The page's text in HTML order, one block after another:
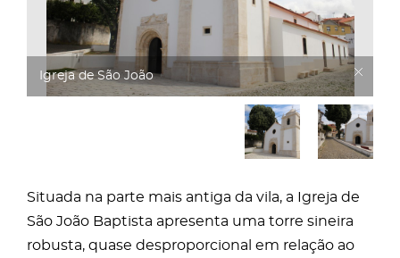
Igreja de São João
Situada na parte mais antiga da vila, a Igreja de
São João Baptista apresenta uma torre sineira
robusta, quase desproporcional em relação ao